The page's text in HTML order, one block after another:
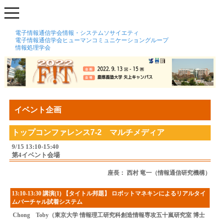
電子情報通信学会情報・システムソサイエティ
電子情報通信学会ヒューマンコミュニケーショングループ
情報処理学会
イベント企画
トップコンファレンス7-2 マルチメディア
9/15 13:10-15:40
第4イベント会場
座長： 西村 竜一（情報通信研究機構）
13:10-13:30 講演(1) 【タイトル邦題】 ロボットマネキンによるリアルタイ
ムバーチャル試着システム
Chong Toby（東京大学 情報理工研究科創造情報専攻五十嵐研究室 博士